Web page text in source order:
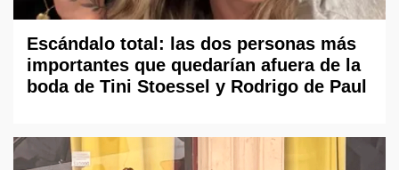
Escándalo total: las dos personas más
importantes que quedarían afuera de la
boda de Tini Stoessel y Rodrigo de Paul